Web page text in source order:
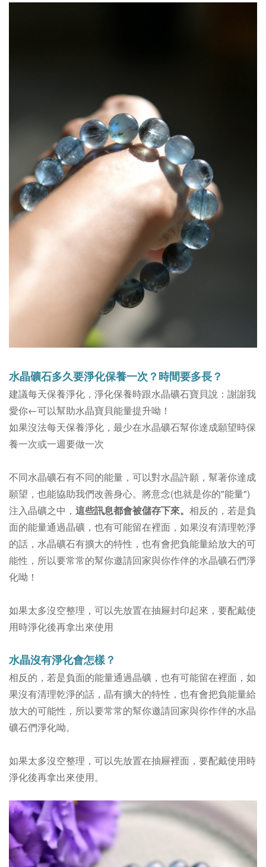
水晶礦石多久要淨化保養一次？時間要多長？
建議每天保養淨化，淨化保養時跟水晶礦石寶貝說：謝謝我
愛你←可以幫助水晶寶貝能量提升呦！
如果沒法每天保養淨化，最少在水晶礦石幫你達成願望時保
養一次或一週要做一次
不同水晶礦石有不同的能量，可以對水晶許願，幫著你達成
願望，也能協助我們改善身心。 將意念(也就是你的"能量")
注入晶礦之中， 這些訊息都會被儲存下來。 相反的，若是負
面的能量通過晶礦，也有可能留在裡面，如果沒有清理乾淨
的話， 水晶礦石有擴大的特性， 也有會把負能量給放大的可
能性，所以要常常的幫你邀請回家與你作伴的水晶礦石們淨
化呦！
如果太多沒空整理，可以先放置在抽屜封印起來，要配戴使
用時淨化後再拿出來使用
水晶沒有淨化會怎樣？
相反的，若是負面的能量通過晶礦，也有可能留在裡面，如
果沒有清理乾淨的話，晶有擴大的特性， 也有會把負能量給
放大的可能性，所以要常常的幫你邀請回家與你作伴的水晶
礦石們淨化呦。
如果太多沒空整理，可以先放置在抽屜裡面，要配戴使用時
淨化後再拿出來使用。